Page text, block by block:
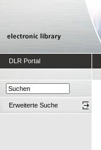
DLR Portal
Erweiterte Suche